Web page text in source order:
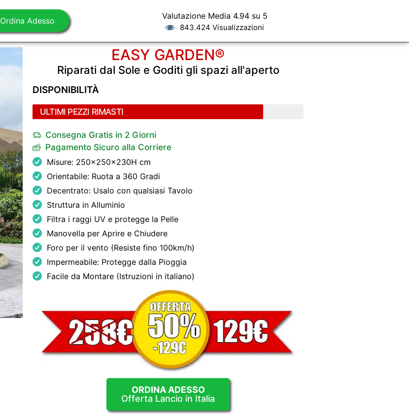
Ordina Adesso Valutazione Media 4.94 su 5
843.424 Visualizzazioni
EASY GARDEN®
Riparati dal Sole e Goditi gli spazi all'aperto
DISPONIBILITÀ
ULTIMI PEZZI RIMASTI
Consegna Gratis in 2 Giorni
Pagamento Sicuro alla Corriere
Misure: 250x250x230H cm
Orientabile: Ruota a 360 Gradi
Decentrato: Usalo con qualsiasi Tavolo
Struttura in Alluminio
Filtra i raggi UV e protegge la Pelle
Manovella per Aprire e Chiudere
Foro per il vento (Resiste fino 100km/h)
Impermeabile: Protegge dalla Pioggia
Facile da Montare (Istruzioni in italiano)
ORDINA ADESSO
Offerta Lancio in Italia